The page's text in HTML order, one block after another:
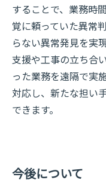
することで、業務時
覚に頼っていた異常
らない異常発見を実
支援や工事の立ち合
った業務を遠隔で実
対応し、新たな担い
できます。
今後について